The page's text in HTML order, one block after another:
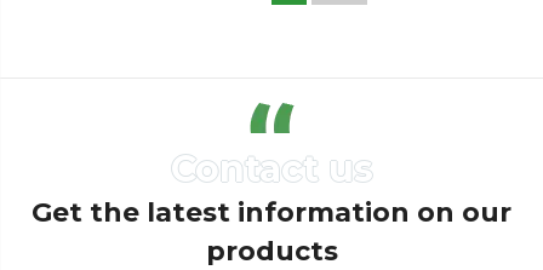
Get the latest information on our
products